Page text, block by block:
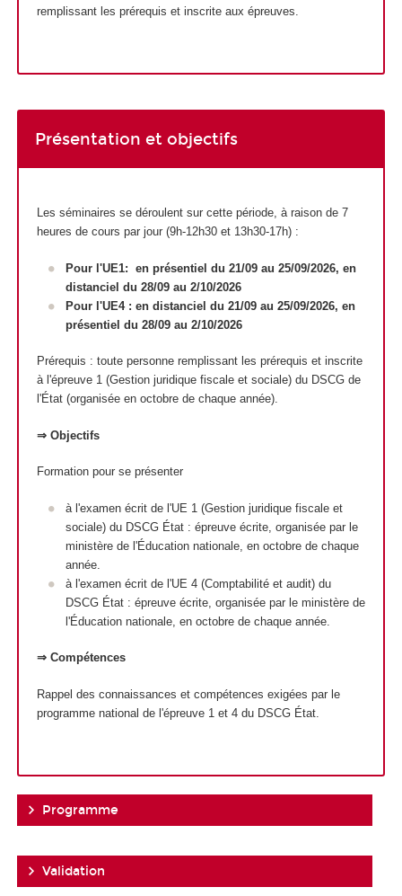
remplissant les prérequis et inscrite aux épreuves.
Présentation et objectifs
Les séminaires se déroulent sur cette période, à raison de 7
heures de cours par jour (9h-12h30 et 13h30-17h) :
Pour l'UE1: en présentiel du 21/09 au 25/09/2026, en
distanciel du 28/09 au 2/10/2026
Pour l'UE4 : en distanciel du 21/09 au 25/09/2026, en
présentiel du 28/09 au 2/10/2026
Prérequis : toute personne remplissant les prérequis et inscrite
à l'épreuve 1 (Gestion juridique fiscale et sociale) du DSCG de
l'État (organisée en octobre de chaque année).
⇒ Objectifs
Formation pour se présenter
à l'examen écrit de l'UE 1 (Gestion juridique fiscale et
sociale) du DSCG État : épreuve écrite, organisée par le
ministère de l'Éducation nationale, en octobre de chaque
année.
à l'examen écrit de l'UE 4 (Comptabilité et audit) du
DSCG État : épreuve écrite, organisée par le ministère de
l'Éducation nationale, en octobre de chaque année.
⇒ Compétences
Rappel des connaissances et compétences exigées par le
programme national de l'épreuve 1 et 4 du DSCG État.
Programme
Validation